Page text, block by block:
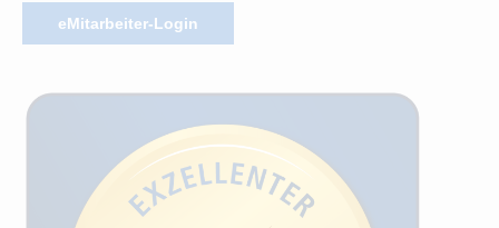
eMitarbeiter-Login